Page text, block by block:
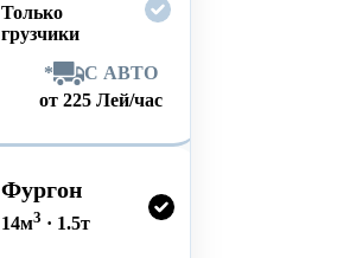
Только
грузчики
*
С АВТО
от 225 Лей/час
Фургон
14м3 · 1.5т